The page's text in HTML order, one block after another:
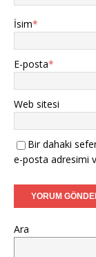
İsim*
E-posta*
Web sitesi
Bir dahaki
e-posta adresimi
Ara